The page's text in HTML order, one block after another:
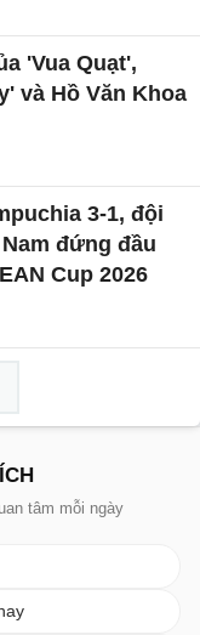
'Vua Quạt',
và Hồ Văn Khoa
3-1, đội
đứng đầu
Cup 2026
tâm mỗi ngày